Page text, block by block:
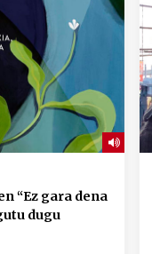
jaietako bertso-
margoak
aretoan
“Ez gara dena
dugu